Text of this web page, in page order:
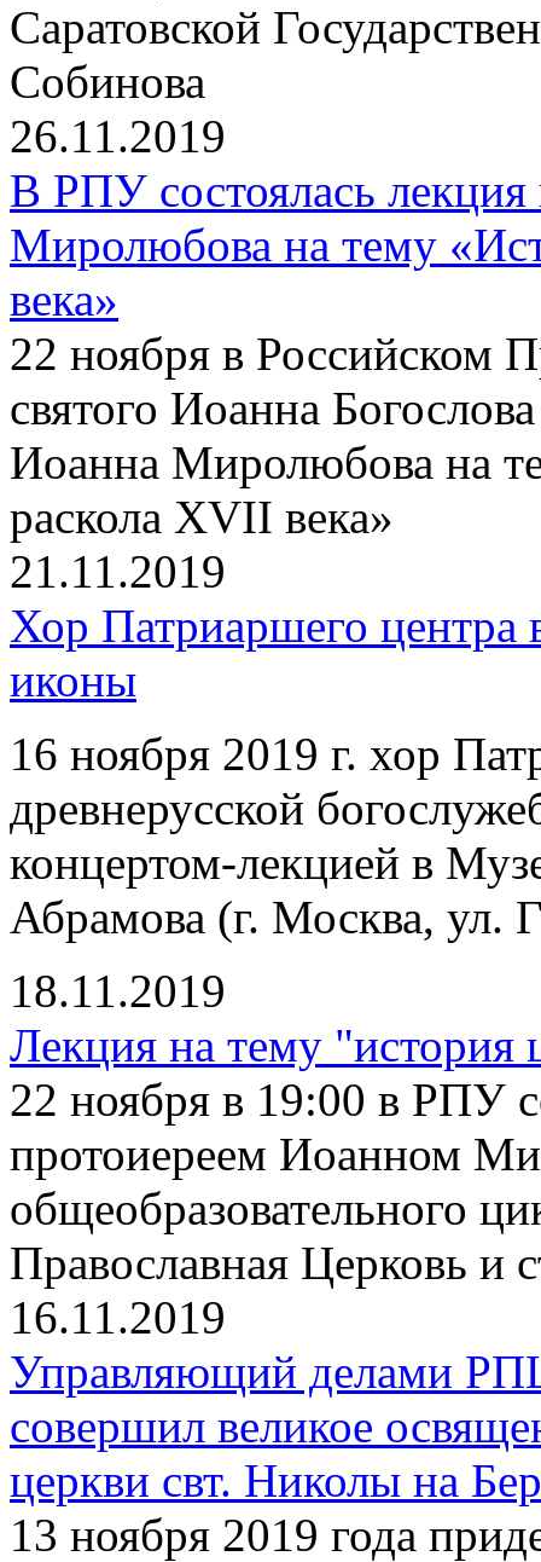
Саратовской
Собинова
26.11.2019
В РПУ состоялась
Миролюбова на тему
века»
22 ноября в Российском
святого Иоанна
Иоанна Миролюбова на
раскола XVII века»
21.11.2019
Хор Патриаршего центра
иконы
16 ноября 2019 г. хор
древнерусской
концертом-лекцией в
Абрамова (г. Москва, ул.
18.11.2019
Лекция на тему "история
22 ноября в 19:00 в РПУ
протоиереем Иоанном
общеобразовательного
Православная Церковь и
16.11.2019
Управляющий делами
совершил великое
церкви свт. Николы на
13 ноября 2019 года